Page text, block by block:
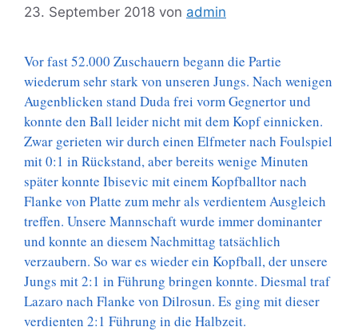
23. September 2018 von admin
Vor fast 52.000 Zuschauern begann die Partie
wiederum sehr stark von unseren Jungs. Nach wenigen
Augenblicken stand Duda frei vorm Gegnertor und
konnte den Ball leider nicht mit dem Kopf einnicken.
Zwar gerieten wir durch einen Elfmeter nach Foulspiel
mit 0:1 in Rückstand, aber bereits wenige Minuten
später konnte Ibisevic mit einem Kopfballtor nach
Flanke von Platte zum mehr als verdientem Ausgleich
treffen. Unsere Mannschaft wurde immer dominanter
und konnte an diesem Nachmittag tatsächlich
verzaubern. So war es wieder ein Kopfball, der unsere
Jungs mit 2:1 in Führung bringen konnte. Diesmal traf
Lazaro nach Flanke von Dilrosun. Es ging mit dieser
verdienten 2:1 Führung in die Halbzeit.